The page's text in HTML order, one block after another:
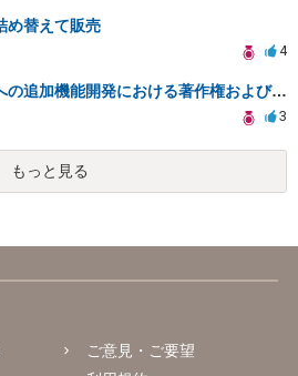
め替えて販売
4
自社ソフトウェアへの追加機能開発における著作権および使用権の帰属について
3
もっと見る
ご意見・ご要望